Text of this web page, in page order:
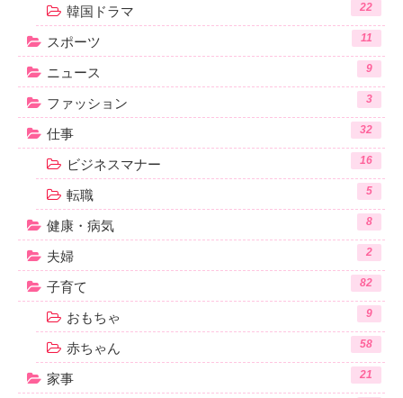
韓国ドラマ 22
スポーツ 11
ニュース 9
ファッション 3
仕事 32
ビジネスマナー 16
転職 5
健康・病気 8
夫婦 2
子育て 82
おもちゃ 9
赤ちゃん 58
家事 21